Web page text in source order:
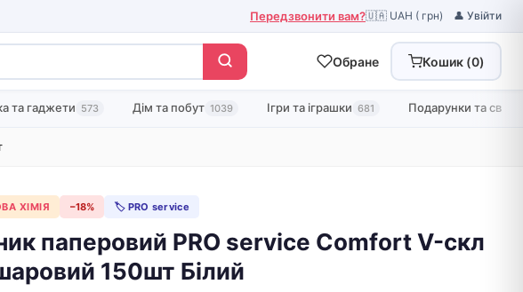
Передзвонити вам?🇺🇦 UAH ( грн) 👤 Увійти
Обране Кошик (0)
та гаджети 573 Дім та побут 1039 Ігри та іграшки 681 Подарунки та свята
ХІМІЯ −18% 🏷 PRO service
паперовий PRO service Comfort V-скл
150шт Білий